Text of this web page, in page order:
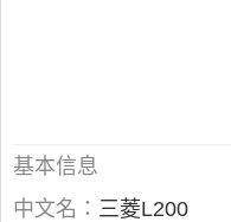
基本信息
中文名： 三菱L200